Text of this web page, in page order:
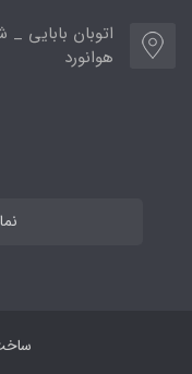
هوانورد